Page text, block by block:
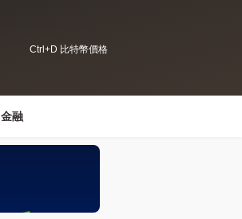
Ctrl+D 比特幣價格
金融